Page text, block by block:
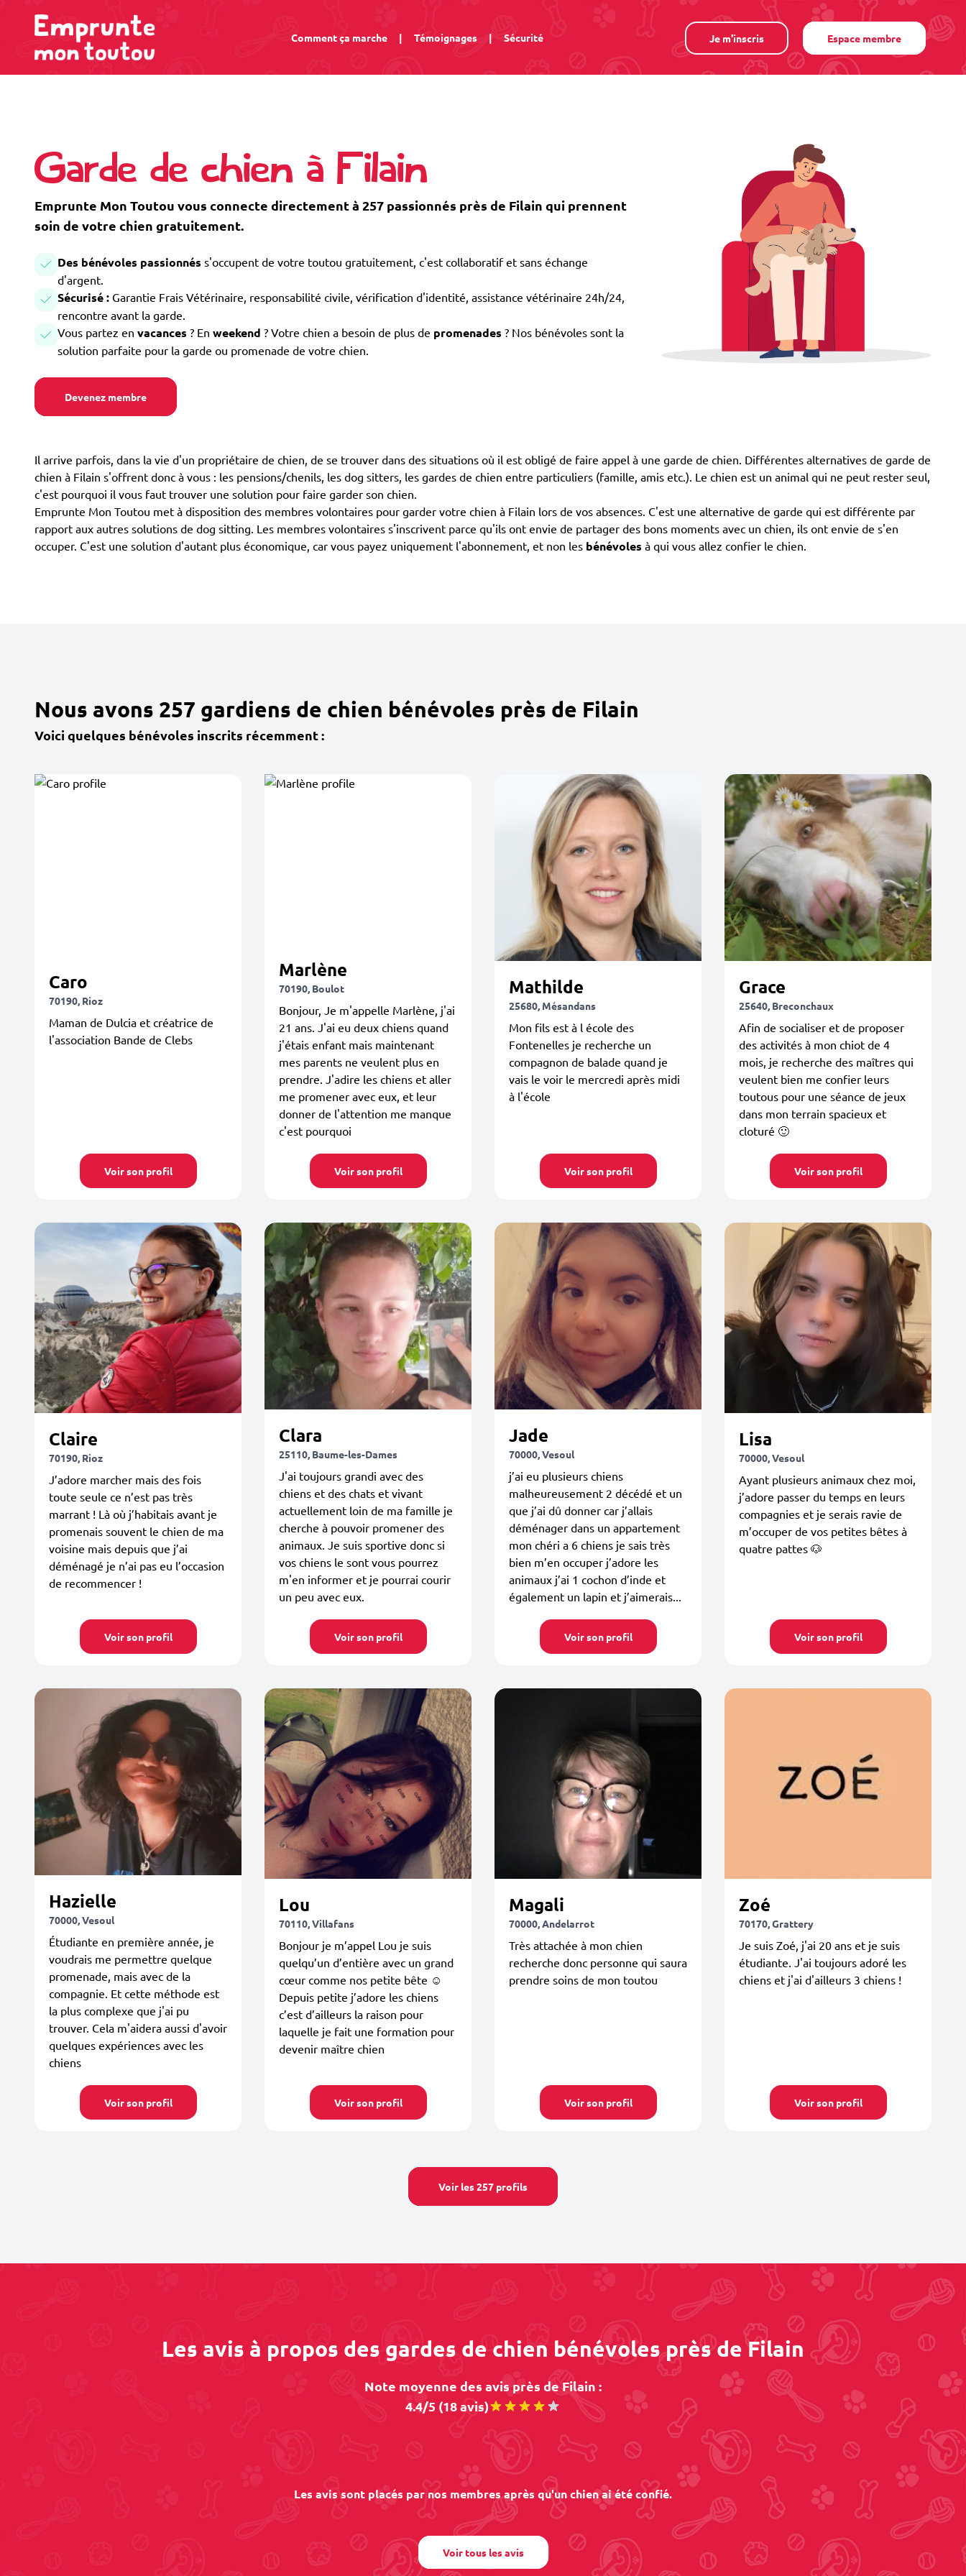
Comment ça marche | Témoignages | Sécurité Je m'inscris Espace membre
Garde de chien à Filain
Emprunte Mon Toutou vous connecte directement à 257 passionnés près de Filain qui prennent
soin de votre chien gratuitement.
Des bénévoles passionnés s'occupent de votre toutou gratuitement, c'est collaboratif et sans échange
d'argent.
Sécurisé : Garantie Frais Vétérinaire, responsabilité civile, vérification d'identité, assistance vétérinaire 24h/24,
rencontre avant la garde.
Vous partez en vacances ? En weekend ? Votre chien a besoin de plus de promenades ? Nos bénévoles sont la
solution parfaite pour la garde ou promenade de votre chien.
Devenez membre
Il arrive parfois, dans la vie d'un propriétaire de chien, de se trouver dans des situations où il est obligé de faire appel à une garde de chien. Différentes alternatives de garde de
chien à Filain s'offrent donc à vous : les pensions/chenils, les dog sitters, les gardes de chien entre particuliers (famille, amis etc.). Le chien est un animal qui ne peut rester seul,
c'est pourquoi il vous faut trouver une solution pour faire garder son chien.
Emprunte Mon Toutou met à disposition des membres volontaires pour garder votre chien à Filain lors de vos absences. C'est une alternative de garde qui est différente par
rapport aux autres solutions de dog sitting. Les membres volontaires s'inscrivent parce qu'ils ont envie de partager des bons moments avec un chien, ils ont envie de s'en
occuper. C'est une solution d'autant plus économique, car vous payez uniquement l'abonnement, et non les bénévoles à qui vous allez confier le chien.
Nous avons 257 gardiens de chien bénévoles près de Filain
Voici quelques bénévoles inscrits récemment :
Caro
70190, Rioz
Maman de Dulcia et créatrice de
l'association Bande de Clebs
Voir son profil
Marlène
70190, Boulot
Bonjour, Je m'appelle Marlène, j'ai
21 ans. J'ai eu deux chiens quand
j'étais enfant mais maintenant
mes parents ne veulent plus en
prendre. J'adire les chiens et aller
me promener avec eux, et leur
donner de l'attention me manque
c'est pourquoi
Voir son profil
Mathilde
25680, Mésandans
Mon fils est à l école des
Fontenelles je recherche un
compagnon de balade quand je
vais le voir le mercredi après midi
à l'école
Voir son profil
Grace
25640, Breconchaux
Afin de socialiser et de proposer
des activités à mon chiot de 4
mois, je recherche des maîtres qui
veulent bien me confier leurs
toutous pour une séance de jeux
dans mon terrain spacieux et
cloturé 🙂
Voir son profil
Claire
70190, Rioz
J’adore marcher mais des fois
toute seule ce n’est pas très
marrant ! Là où j’habitais avant je
promenais souvent le chien de ma
voisine mais depuis que j’ai
déménagé je n’ai pas eu l’occasion
de recommencer !
Voir son profil
Clara
25110, Baume-les-Dames
J'ai toujours grandi avec des
chiens et des chats et vivant
actuellement loin de ma famille je
cherche à pouvoir promener des
animaux. Je suis sportive donc si
vos chiens le sont vous pourrez
m'en informer et je pourrai courir
un peu avec eux.
Voir son profil
Jade
70000, Vesoul
j’ai eu plusieurs chiens
malheureusement 2 décédé et un
que j’ai dû donner car j’allais
déménager dans un appartement
mon chéri a 6 chiens je sais très
bien m’en occuper j’adore les
animaux j’ai 1 cochon d’inde et
également un lapin et j’aimerais...
Voir son profil
Lisa
70000, Vesoul
Ayant plusieurs animaux chez moi,
j’adore passer du temps en leurs
compagnies et je serais ravie de
m’occuper de vos petites bêtes à
quatre pattes 🐶
Voir son profil
Hazielle
70000, Vesoul
Étudiante en première année, je
voudrais me permettre quelque
promenade, mais avec de la
compagnie. Et cette méthode est
la plus complexe que j'ai pu
trouver. Cela m'aidera aussi d'avoir
quelques expériences avec les
chiens
Voir son profil
Lou
70110, Villafans
Bonjour je m’appel Lou je suis
quelqu’un d’entière avec un grand
cœur comme nos petite bête ☺️
Depuis petite j’adore les chiens
c’est d’ailleurs la raison pour
laquelle je fait une formation pour
devenir maître chien
Voir son profil
Magali
70000, Andelarrot
Très attachée à mon chien
recherche donc personne qui saura
prendre soins de mon toutou
Voir son profil
Zoé
70170, Grattery
Je suis Zoé, j'ai 20 ans et je suis
étudiante. J'ai toujours adoré les
chiens et j'ai d'ailleurs 3 chiens !
Voir son profil
Voir les 257 profils
Les avis à propos des gardes de chien bénévoles près de Filain
Note moyenne des avis près de Filain :
4.4/5 (18 avis)
Les avis sont placés par nos membres après qu'un chien ai été confié.
Voir tous les avis